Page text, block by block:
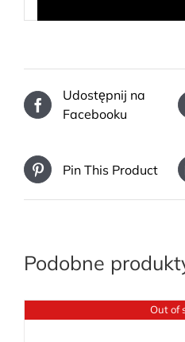
Udostępnij na
Facebooku
Pin This Product
Podobne
Out of